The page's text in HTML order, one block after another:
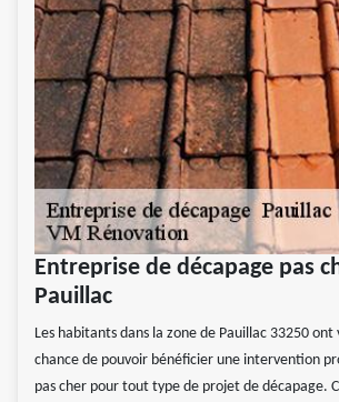
Entreprise de décapage pas
Pauillac
Les habitants dans la zone de Pauillac 33250
chance de pouvoir bénéficier une intervention
pas cher pour tout type de projet de décapage.